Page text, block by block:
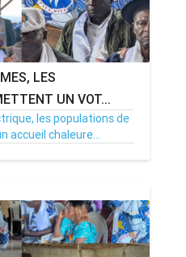
LES
UN VOT...
les populations de
accueil chaleure...
0